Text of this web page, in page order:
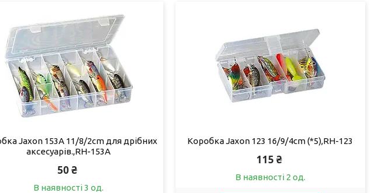
Jaxon 153A 11/8/2cm для дрібних
аксесуарів.,RH-153A
50 ₴
В наявності 3 од.
Коробка Jaxon 123 16/9/4cm (*5),RH-123
115 ₴
В наявності 2 од.